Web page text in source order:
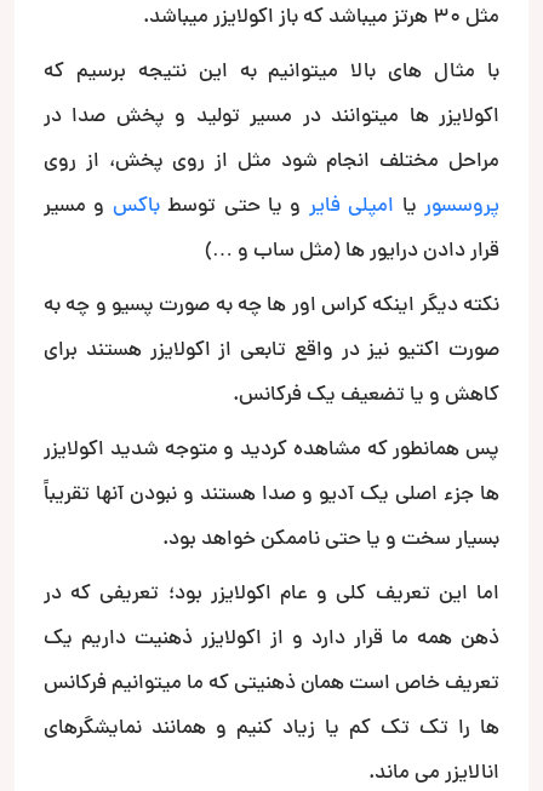
مثل 30 هرتز میباشد که باز اکولایزر میباشد.
با مثال های بالا میتوانیم به این نتیجه برسیم که
اکولایزر ها میتوانند در مسیر تولید و پخش صدا در
مراحل مختلف انجام شود مثل از روی پخش، از روی
پروسسوریا امپلی فایر و یا حتی توسطباکس و مسیر
قرار دادن درایور ها (مثل ساب و …)
نکته دیگر اینکه کراس اور ها چه به صورت پسیو و چه به
صورت اکتیو نیز در واقع تابعی از اکولایزر هستند برای
کاهش و یا تضعیف یک فرکانس.
پس همانطور که مشاهده کردید و متوجه شدید اکولایزر
ها جزء اصلی یک آدیو و صدا هستند و نبودن آنها تقریباََ
بسیار سخت و یا حتی ناممکن خواهد بود.
اما این تعریف کلی و عام اکولایزر بود؛ تعریفی که در
ذهن همه ما قرار دارد و از اکولایزر ذهنیت داریم یک
تعریف خاص است همان ذهنیتی که ما میتوانیم فرکانس
ها را تک تک کم یا زیاد کنیم و همانند نمایشگرهای
انالایزر می ماند.